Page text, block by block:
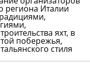
региона Италии
яхт, в
побережья,
стиля